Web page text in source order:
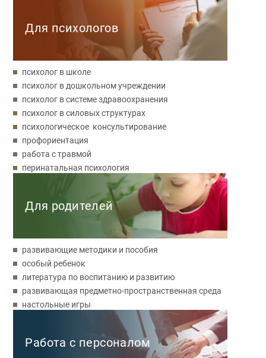
Для психологов
психолог в школе
психолог в дошкольном учреждении
психолог в системе здравоохранения
психолог в силовых структурах
психологическое консультирование
профориентация
работа с травмой
перинатальная психология
Для родителей
развивающие методики и пособия
особый ребенок
литература по воспитанию и развитию
развивающая предметно-пространственная среда
настольные игры
Работа с персоналом